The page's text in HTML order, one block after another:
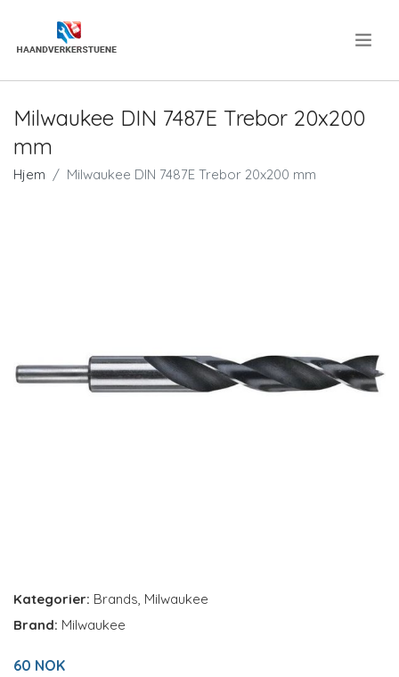
Milwaukee DIN 7487E Trebor 20x200
mm
Hjem Milwaukee DIN 7487E Trebor 20x200 mm
Kategorier: Brands, Milwaukee
Brand: Milwaukee
60 NOK